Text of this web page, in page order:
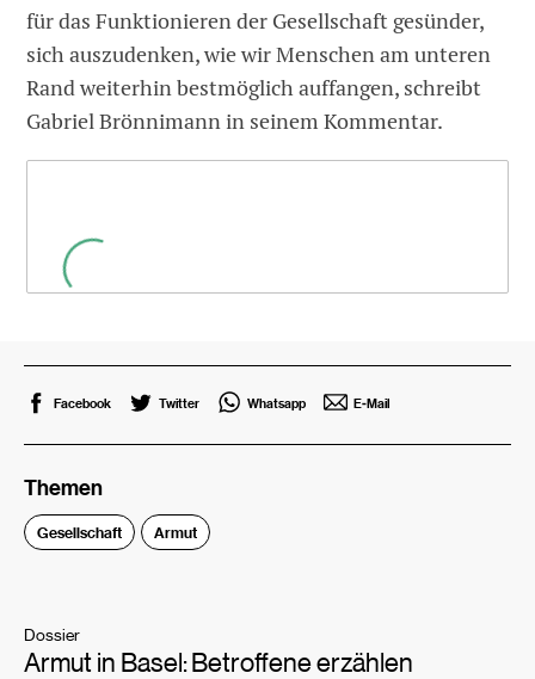
für das Funktionieren der Gesellschaft gesünder,
sich auszudenken, wie wir Menschen am unteren
Rand weiterhin bestmöglich auffangen, schreibt
Gabriel Brönnimann in seinem Kommentar.
Facebook Twitter Whatsapp E-Mail
Themen
Gesellschaft Armut
Dossier
Armut in Basel: Betroffene erzählen